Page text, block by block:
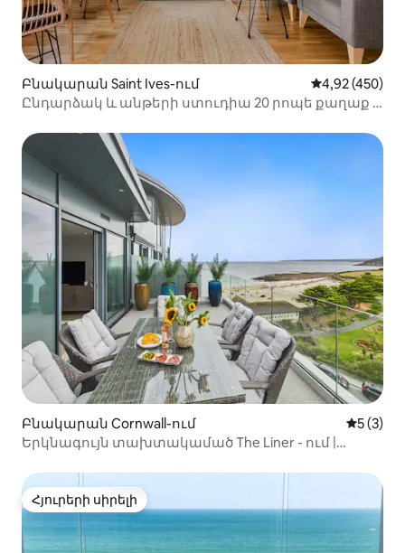
Բնակարան Saint Ives-ում Միջին
4,92 (450)
Ընդարձակ և անթերի ստուդիա 20 րոպե քաղաք և
Բնակարան Cornwall-ում Միջին
5 (3)
Երկնագույն տախտակամած The Liner - ում |
Ծովային տեսարաններ
Հյուրերի սիրելի
Հյուրերի սիրելի